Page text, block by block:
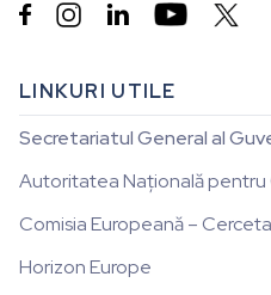
 
LINKURI UTILE
Secretariatul General al
Autoritatea Națională pentru
Comisia Europeană –
Horizon Europe